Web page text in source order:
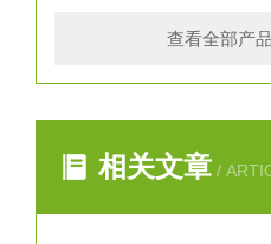
查看全部产品
相关文章 /